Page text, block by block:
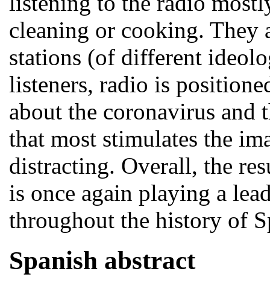
cleaning or cooking. They
stations (of different
listeners, radio is
about the coronavirus and
that most stimulates the
distracting. Overall, the
is once again playing a
throughout the history of
Spanish abstract